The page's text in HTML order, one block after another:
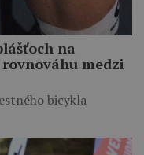
na
medzi
bicykla